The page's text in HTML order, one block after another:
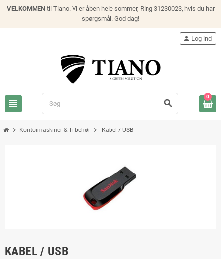
VELKOMMENtil Tiano. Vi er åben hele sommer, Ring 31230023, hvis du har
spørgsmål. God dag!
view_headline search
person Log ind
0
chevron_right Kontormaskiner & Tilbehør chevron_right Kabel / USB
KABEL / USB